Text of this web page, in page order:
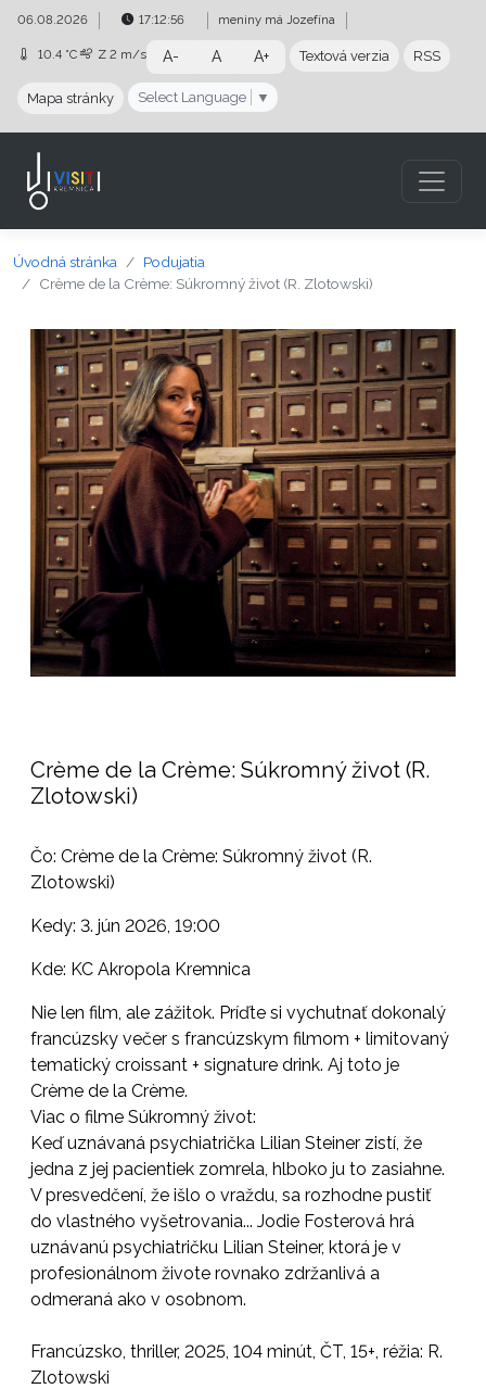
Preskočiť na obsah
Preskočiť na hlavné menu
06.08.2026 17:12:57 meniny má Jozefína
10.4 °C Z 2 m/s A- A A+ Textová verzia RSS
Mapa stránky Select Language ▼
Úvodná stránka
Podujatia
Crème de la Crème: Súkromný život (R. Zlotowski)
Crème de la Crème: Súkromný život (R.
Zlotowski)
Čo: Crème de la Crème: Súkromný život (R.
Zlotowski)
Kedy: 3. jún 2026, 19:00
Kde: KC Akropola Kremnica
Nie len film, ale zážitok. Príďte si vychutnať dokonalý
francúzsky večer s francúzskym filmom + limitovaný
tematický croissant + signature drink. Aj toto je
Crème de la Crème.
Viac o filme Súkromný život:
Keď uznávaná psychiatrička Lilian Steiner zistí, že
jedna z jej pacientiek zomrela, hlboko ju to zasiahne.
V presvedčení, že išlo o vraždu, sa rozhodne pustiť
do vlastného vyšetrovania... Jodie Fosterová hrá
uznávanú psychiatričku Lilian Steiner, ktorá je v
profesionálnom živote rovnako zdržanlivá a
odmeraná ako v osobnom.
Francúzsko, thriller, 2025, 104 minút, ČT, 15+, réžia: R.
Zlotowski